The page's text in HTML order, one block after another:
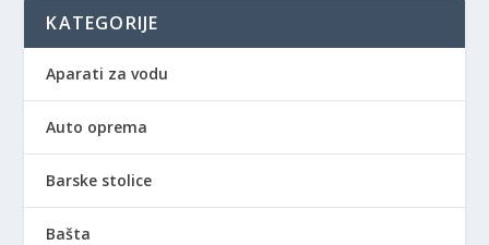
KATEGORIJE
Aparati za vodu
Auto oprema
Barske stolice
Bašta